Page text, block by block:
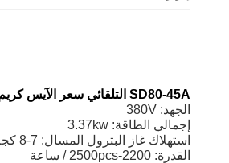
SD80-45A التلقائي سعر الآيس كريم صانع / الآيس كريم ConeMaking السعر
الجهد: 380V
إجمالي الطاقة: 3.37kw
استهلاك غاز البترول المسال: 7-8 كجم / ساعة
القدرة: 2200-2500pcs / ساعة